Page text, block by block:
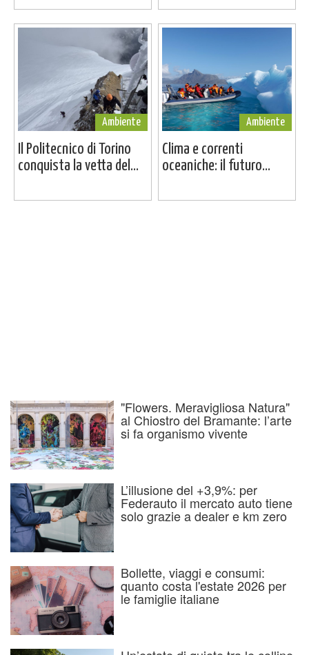
Ambiente
Il Politecnico di Torino
conquista la vetta del...
Ambiente
Clima e correnti
oceaniche: il futuro...
"Flowers. Meravigliosa Natura"
al Chiostro del Bramante: l’arte
si fa organismo vivente
L’illusione del +3,9%: per
Federauto il mercato auto tiene
solo grazie a dealer e km zero
Bollette, viaggi e consumi:
quanto costa l'estate 2026 per
le famiglie italiane